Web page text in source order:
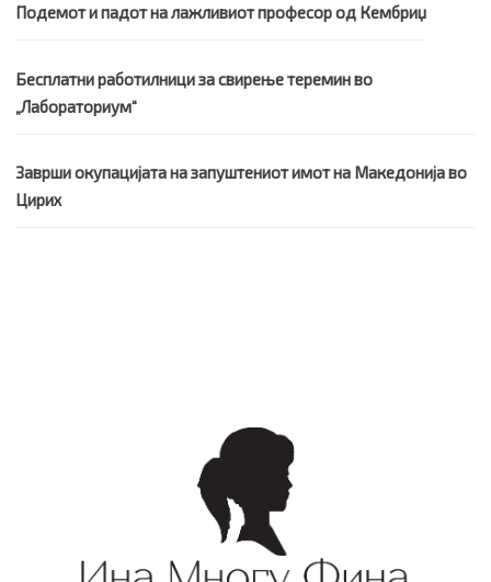
Подемот и падот на лажливиот професор од Кембриџ
Бесплатни работилници за свирење теремин во
„Лабораториум“
Заврши окупацијата на запуштениот имот на Македонија во
Цирих